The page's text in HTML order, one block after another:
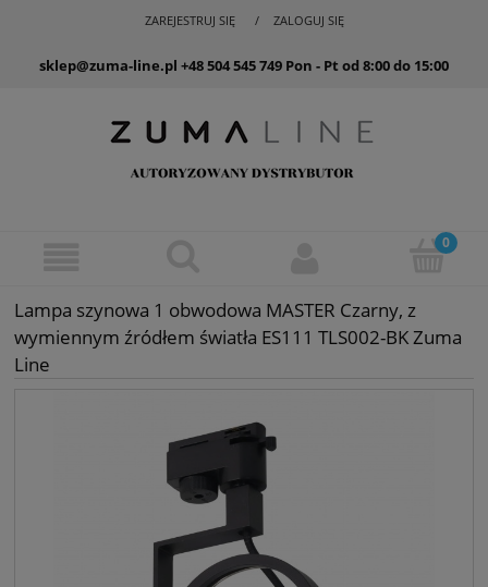
ZAREJESTRUJ SIĘ ZALOGUJ SIĘ
sklep@zuma-line.pl +48 504 545 749 Pon - Pt od 8:00 do 15:00
Lampa szynowa 1 obwodowa MASTER Czarny, z
wymiennym źródłem światła ES111 TLS002-BK Zuma
Line